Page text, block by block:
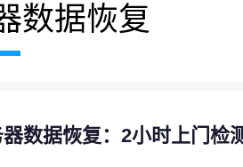
数据恢复
数据恢复：2小时上门检